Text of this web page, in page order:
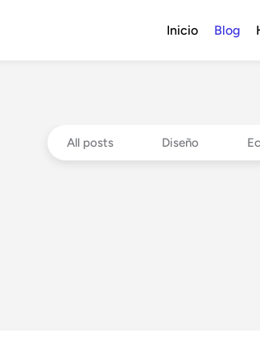
Inicio Blog
All posts Diseño